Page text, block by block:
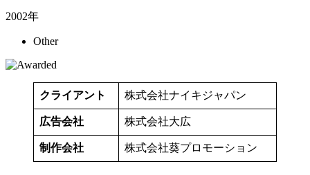
2002年
Other
クライアント 株式会社ナイキジャパン
広告会社 株式会社大広
制作会社 株式会社葵プロモーション